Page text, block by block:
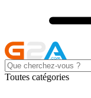
Toutes catégories